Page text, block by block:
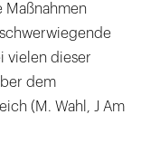
Maßnahmen
vielen dieser
dem
(M. Wahl, J Am